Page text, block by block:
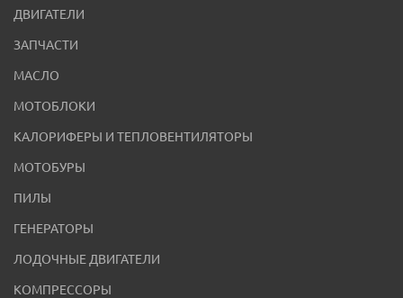
ДВИГАТЕЛИ
ЗАПЧАСТИ
МАСЛО
МОТОБЛОКИ
КАЛОРИФЕРЫ И ТЕПЛОВЕНТИЛЯТОРЫ
МОТОБУРЫ
ПИЛЫ
ГЕНЕРАТОРЫ
ЛОДОЧНЫЕ ДВИГАТЕЛИ
КОМПРЕССОРЫ